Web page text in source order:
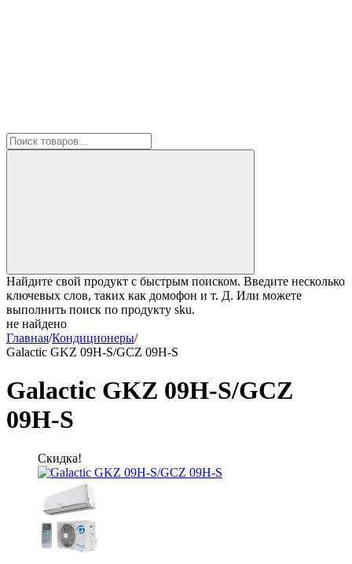
Найдите свой продукт с быстрым поиском. Введите несколько
ключевых слов, таких как домофон и т. Д. Или можете
выполнить поиск по продукту sku.
не найдено
Главная/Кондиционеры/
Galactic GKZ 09H-S/GCZ 09H-S
Galactic GKZ 09H-S/GCZ
09H-S
Скидка!